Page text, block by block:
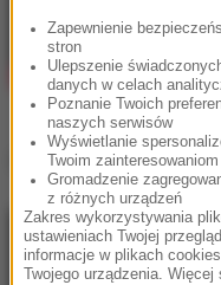
Inne teledyski
Zapewnienie
stron
Ulepszenie
danych w celach
Poznanie Twoich
naszych serwisów
Wyświetlanie
Twoim zainteresowaniom
Gromadzenie
z różnych urządzeń
Zakres wykorzystywania
ustawieniach Twojej
informacje w plikach
Twojego urządzenia.